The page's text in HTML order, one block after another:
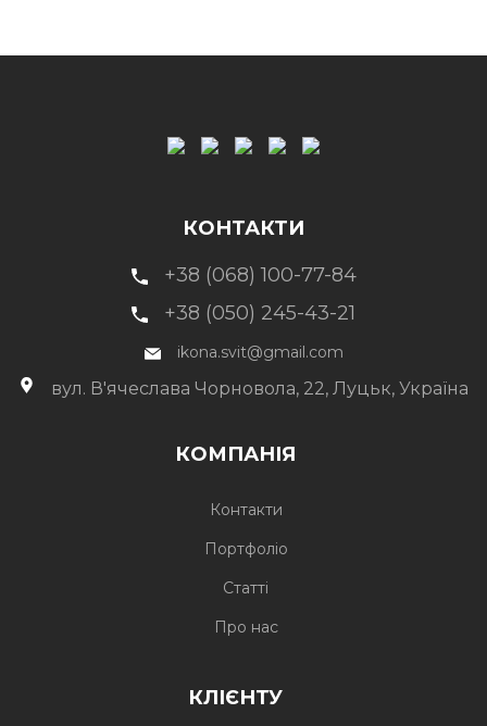
КОМПАНІЯ
Контакти
Портфоліо
Статті
Про нас
КЛІЄНТУ
КОНТАКТИ
+38 (068) 100-77-84
+38 (050) 245-43-21
ikona.svit@gmail.com
вул. В'ячеслава Чорновола, 22, Луцьк, Україна